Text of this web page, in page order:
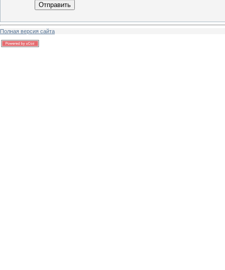
Отправить
Полная версия сайта